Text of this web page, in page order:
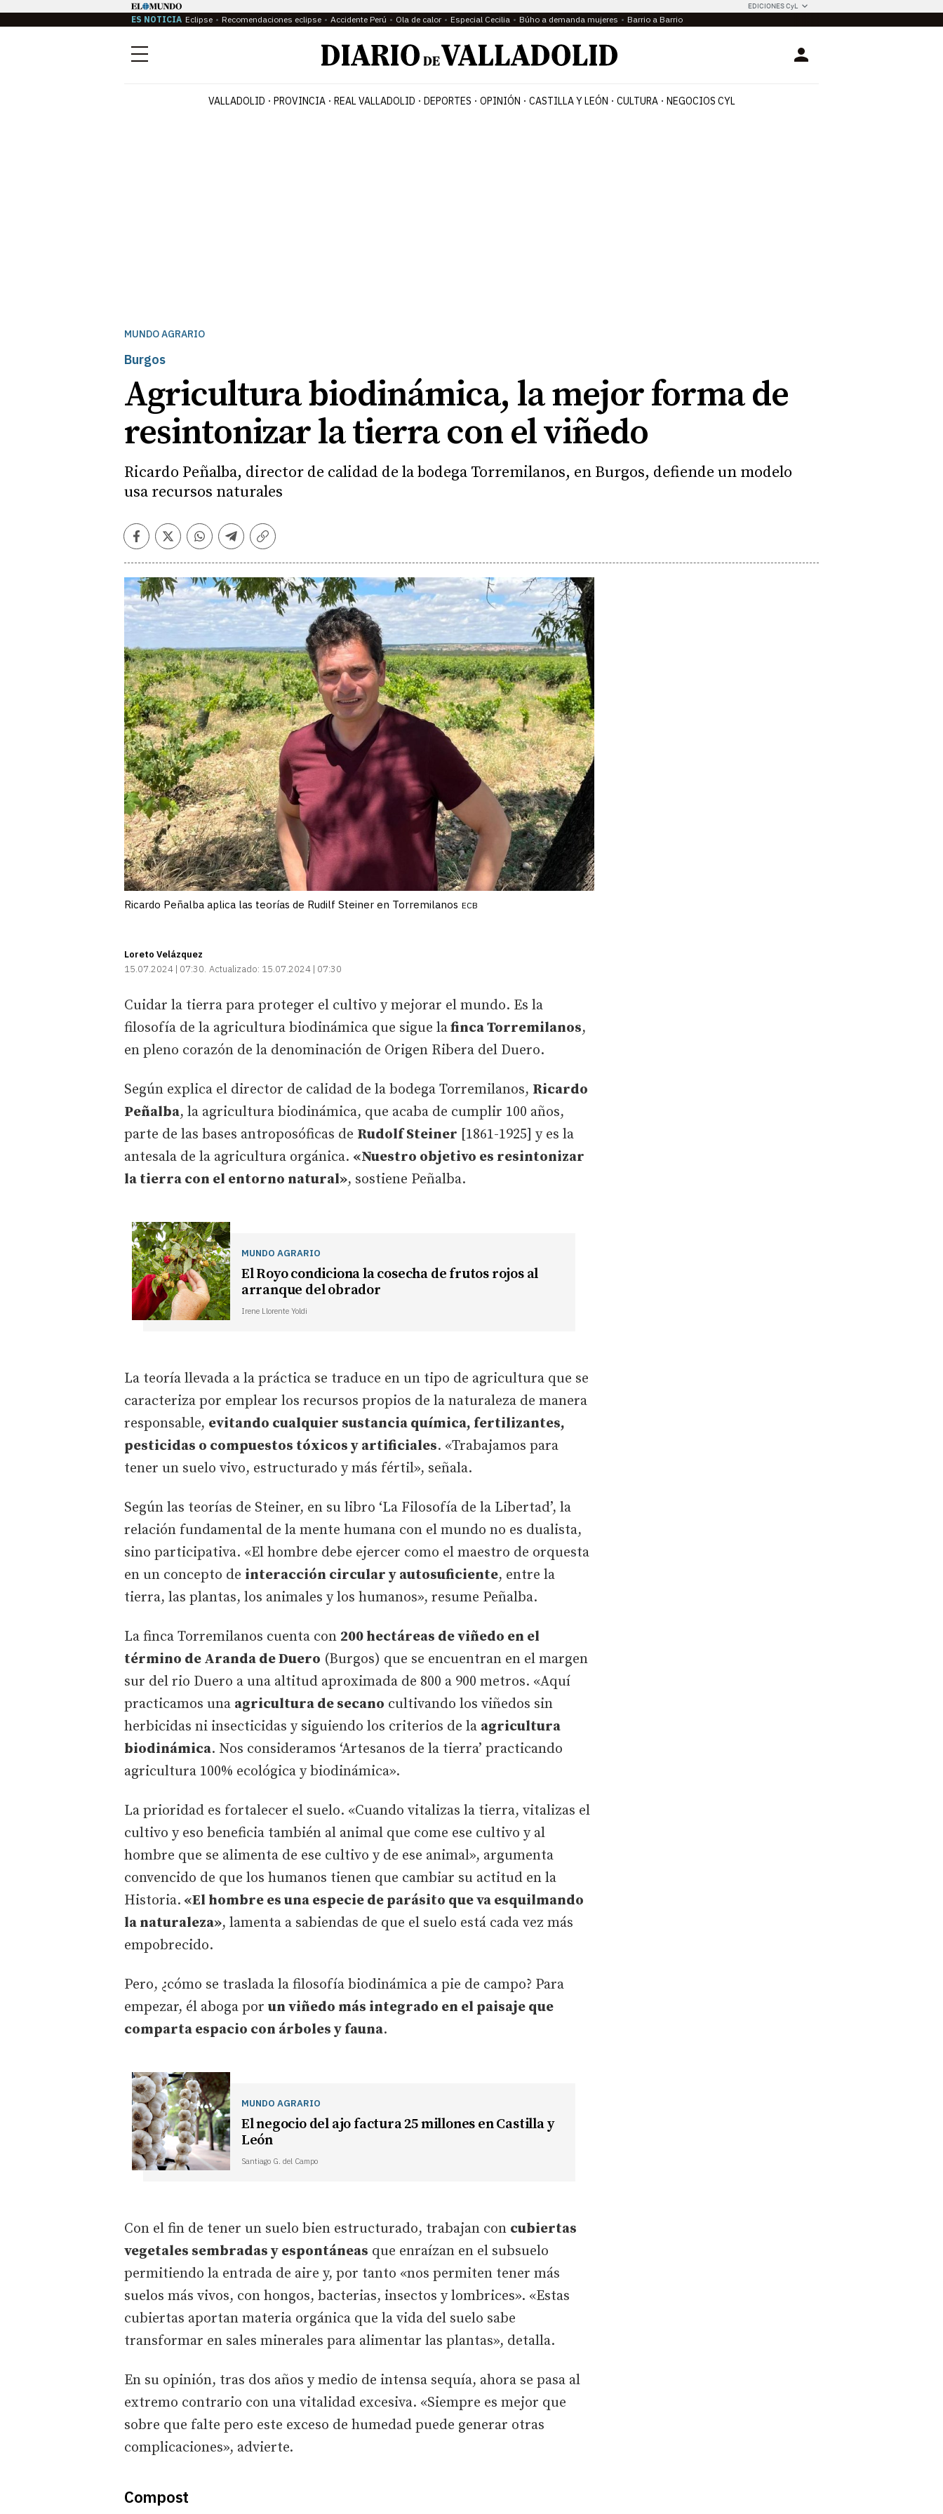
EDICIONES CyL
ES NOTICIA Eclipse Recomendaciones eclipse Accidente Perú Ola de calor Especial Cecilia Búho a demanda mujeres Barrio a Barrio
Menú Login
VALLADOLID PROVINCIA REAL VALLADOLID DEPORTES OPINIÓN CASTILLA Y LEÓN CULTURA NEGOCIOS CYL
MUNDO AGRARIO
Burgos
Agricultura biodinámica, la mejor forma de
resintonizar la tierra con el viñedo
Ricardo Peñalba, director de calidad de la bodega Torremilanos, en Burgos, defiende un modelo
usa recursos naturales
Facebook
TwitterWhatsapp
Telegram
Copiar
Ricardo Peñalba aplica las teorías de Rudilf Steiner en Torremilanos ECB
Loreto Velázquez
15.07.2024 | 07:30 Actualizado: 15.07.2024 | 07:30
Cuidar la tierra para proteger el cultivo y mejorar el mundo. Es la
filosofía de la agricultura biodinámica que sigue lafinca Torremilanos,
en pleno corazón de la denominación de Origen Ribera del Duero.
Según explica el director de calidad de la bodega Torremilanos, Ricardo
Peñalba, la agricultura biodinámica, que acaba de cumplir 100 años,
parte de las bases antroposóficas de Rudolf Steiner [1861-1925] y es la
antesala de la agricultura orgánica. «Nuestro objetivo es resintonizar
la tierra con el entorno natural», sostiene Peñalba.
MUNDO AGRARIO
El Royo condiciona la cosecha de frutos rojos al
arranque del obrador
Irene Llorente Yoldi
La teoría llevada a la práctica se traduce en un tipo de agricultura que se
caracteriza por emplear los recursos propios de la naturaleza de manera
responsable, evitando cualquier sustancia química, fertilizantes,
pesticidas o compuestos tóxicos y artificiales. «Trabajamos para
tener un suelo vivo, estructurado y más fértil», señala.
Según las teorías de Steiner, en su libro ‘La Filosofía de la Libertad’, la
relación fundamental de la mente humana con el mundo no es dualista,
sino participativa. «El hombre debe ejercer como el maestro de orquesta
en un concepto de interacción circular y autosuficiente, entre la
tierra, las plantas, los animales y los humanos», resume Peñalba.
La finca Torremilanos cuenta con 200 hectáreas de viñedo en el
término de Aranda de Duero (Burgos) que se encuentran en el margen
sur del rio Duero a una altitud aproximada de 800 a 900 metros. «Aquí
practicamos una agricultura de secano cultivando los viñedos sin
herbicidas ni insecticidas y siguiendo los criterios de la agricultura
biodinámica. Nos consideramos ‘Artesanos de la tierra’ practicando
agricultura 100% ecológica y biodinámica».
La prioridad es fortalecer el suelo. «Cuando vitalizas la tierra, vitalizas el
cultivo y eso beneficia también al animal que come ese cultivo y al
hombre que se alimenta de ese cultivo y de ese animal», argumenta
convencido de que los humanos tienen que cambiar su actitud en la
Historia. «El hombre es una especie de parásito que va esquilmando
la naturaleza», lamenta a sabiendas de que el suelo está cada vez más
empobrecido.
Pero, ¿cómo se traslada la filosofía biodinámica a pie de campo? Para
empezar, él aboga por un viñedo más integrado en el paisaje que
comparta espacio con árboles y fauna.
MUNDO AGRARIO
El negocio del ajo factura 25 millones en Castilla y
León
Santiago G. del Campo
Con el fin de tener un suelo bien estructurado, trabajan con cubiertas
vegetales sembradas y espontáneas que enraízan en el subsuelo
permitiendo la entrada de aire y, por tanto «nos permiten tener más
suelos más vivos, con hongos, bacterias, insectos y lombrices». «Estas
cubiertas aportan materia orgánica que la vida del suelo sabe
transformar en sales minerales para alimentar las plantas», detalla.
En su opinión, tras dos años y medio de intensa sequía, ahora se pasa al
extremo contrario con una vitalidad excesiva. «Siempre es mejor que
sobre que falte pero este exceso de humedad puede generar otras
complicaciones», advierte.
Compost